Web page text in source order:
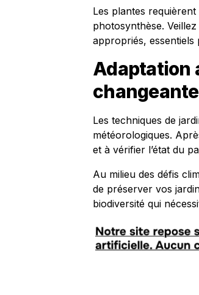
Les plantes
photosynthèse.
appropriés,
Adaptation
Les techniques de
météorologiques.
et à vérifier l’état du
Au milieu des défis
de préserver vos
biodiversité qui